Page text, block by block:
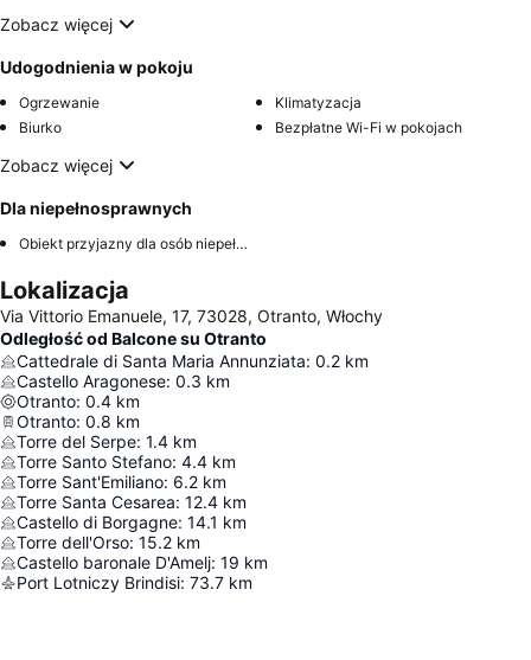
Zobacz więcej
Udogodnienia w pokoju
Ogrzewanie
Klimatyzacja
Biurko
Bezpłatne Wi-Fi w pokojach
Zobacz więcej
Dla niepełnosprawnych
Obiekt przyjazny dla osób niepełnosprawnych
Lokalizacja
Via Vittorio Emanuele, 17, 73028, Otranto, Włochy
Odległość od Balcone su Otranto
Cattedrale di Santa Maria Annunziata: 0.2 km
Castello Aragonese: 0.3 km
Otranto: 0.4 km
Otranto: 0.8 km
Torre del Serpe: 1.4 km
Torre Santo Stefano: 4.4 km
Torre Sant'Emiliano: 6.2 km
Torre Santa Cesarea: 12.4 km
Castello di Borgagne: 14.1 km
Torre dell'Orso: 15.2 km
Castello baronale D'Amelj: 19 km
Port Lotniczy Brindisi: 73.7 km